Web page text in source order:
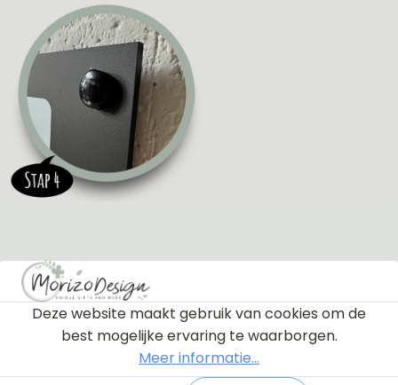
Deze website maakt gebruik van cookies om de
best mogelijke ervaring te waarborgen.
Meer informatie...